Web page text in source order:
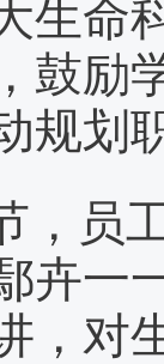
生命
鼓励
规划
，员
卉一
，对